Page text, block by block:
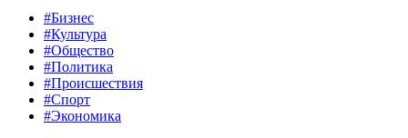
#Бизнес
#Культура
#Общество
#Политика
#Происшествия
#Спорт
#Экономика